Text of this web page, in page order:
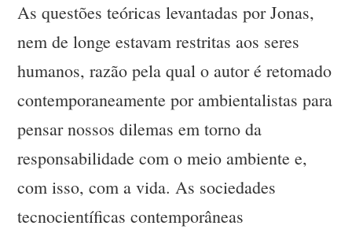
As questões teóricas levantadas por Jonas,
nem de longe estavam restritas aos seres
humanos, razão pela qual o autor é retomado
contemporaneamente por ambientalistas para
pensar nossos dilemas em torno da
responsabilidade com o meio ambiente e,
com isso, com a vida. As sociedades
tecnocientíficas contemporâneas